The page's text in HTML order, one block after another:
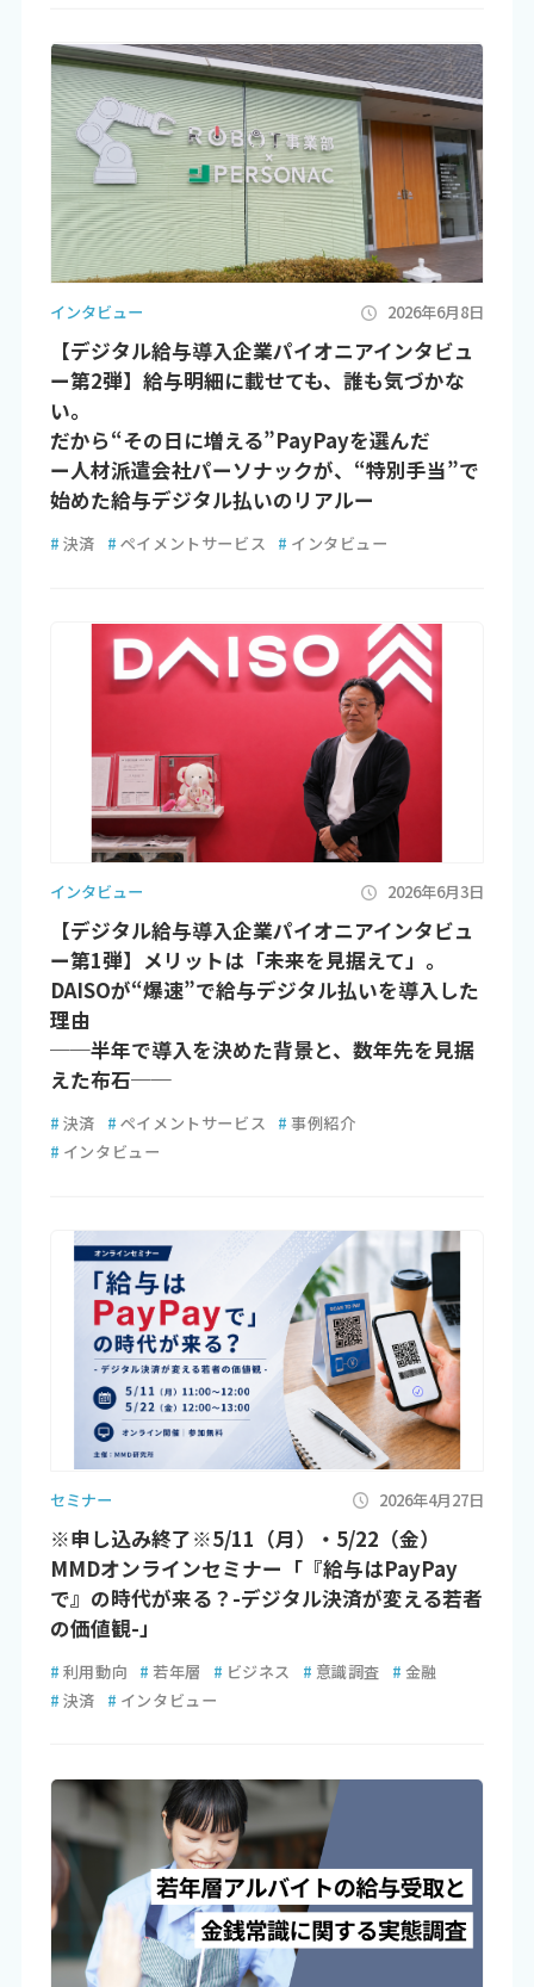
インタビュー 2026年6月8日
【デジタル給与導入企業パイオニアインタビュ
ー第2弾】給与明細に載せても、誰も気づかな
い。
だから“その日に増える”PayPayを選んだ
ー人材派遣会社パーソナックが、“特別手当”で
始めた給与デジタル払いのリアルー
# 決済 # ペイメントサービス # インタビュー
インタビュー 2026年6月3日
【デジタル給与導入企業パイオニアインタビュ
ー第1弾】メリットは「未来を見据えて」。
DAISOが“爆速”で給与デジタル払いを導入した
理由
──半年で導入を決めた背景と、数年先を見据
えた布石──
# 決済 # ペイメントサービス # 事例紹介
# インタビュー
セミナー 2026年4月27日
※申し込み終了※5/11（月）・5/22（金）
MMDオンラインセミナー「『給与はPayPay
で』の時代が来る？-デジタル決済が変える若者
の価値観-」
# 利用動向 # 若年層 # ビジネス # 意識調査 # 金融
# 決済 # インタビュー